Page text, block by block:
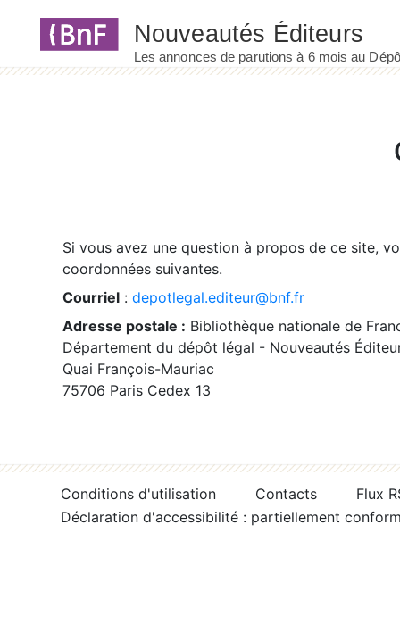
Si vous avez une question à propos de ce site,
coordonnées suivantes.
Courriel : depotlegal.editeur@bnf.fr
Adresse postale : Bibliothèque nationale de
Département du dépôt légal - Nouveautés
Quai François-Mauriac
75706 Paris Cedex 13
Conditions d'utilisation Contacts
Flux
Déclaration d'accessibilité : partiellement